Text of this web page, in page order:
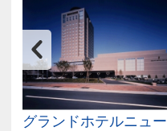
グランドホテルニュー